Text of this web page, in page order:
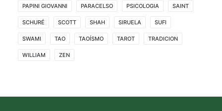
PAPINI GIOVANNI PARACELSO PSICOLOGIA SAINT
SCHURÉ SCOTT SHAH SIRUELA SUFI
SWAMI TAO TAOÍSMO TAROT TRADICION
WILLIAM ZEN